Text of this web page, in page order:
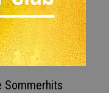
Sommerhits